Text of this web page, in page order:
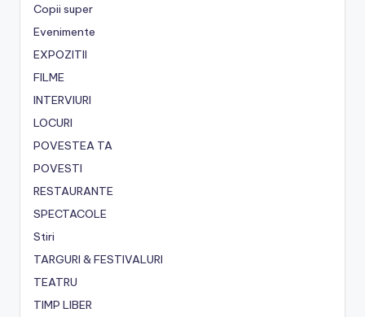
Copii super
Evenimente
EXPOZITII
FILME
INTERVIURI
LOCURI
POVESTEA TA
POVESTI
RESTAURANTE
SPECTACOLE
Stiri
TARGURI & FESTIVALURI
TEATRU
TIMP LIBER